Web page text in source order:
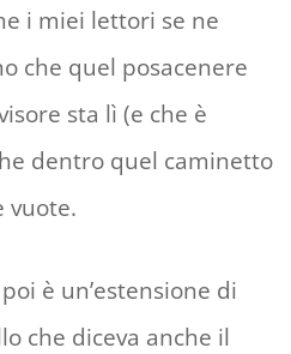
i miei lettori se ne
che quel posacenere
sta lì (e che è
dentro quel caminetto
vuote.
è un’estensione di
che diceva anche il